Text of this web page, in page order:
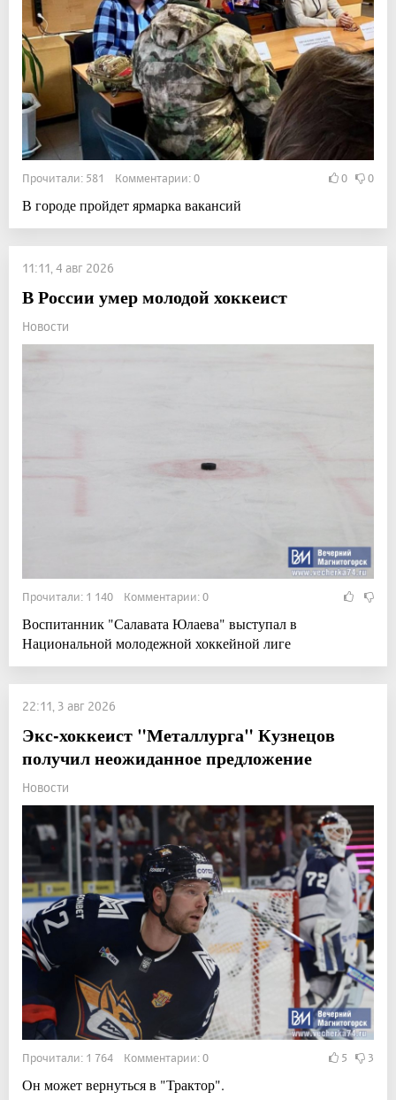
Прочитали: 581 Комментарии: 0 0 0
В городе пройдет ярмарка вакансий
11:11, 4 авг 2026
В России умер молодой хоккеист
Новости
Прочитали: 1 140 Комментарии: 0
Воспитанник "Салавата Юлаева" выступал в
Национальной молодежной хоккейной лиге
22:11, 3 авг 2026
Экс-хоккеист "Металлурга" Кузнецов
получил неожиданное предложение
Новости
Прочитали: 1 764 Комментарии: 0 5 3
Он может вернуться в "Трактор".